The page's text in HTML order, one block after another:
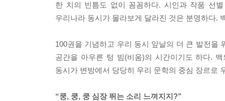
한 치의 빈틈도 없이 꼼꼼하다. 시인과 작품 선
우리나라 동시가 몰라보게 달라진 것은 분명하다.
100권을 기념하고 우리 동시 앞날의 더 큰 발전을
공간을 아우른 텅 빔(비움)의 시간이기도 하다.
동시가 변방에서 당당히 우리 문학의 중심 장르로
“쿵, 쿵, 쿵 심장 뛰는 소리 느껴지지?”